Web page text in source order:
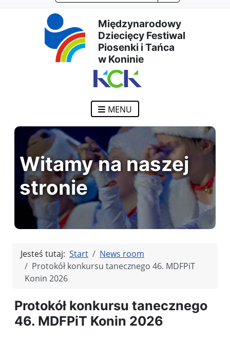
treści
głównej
menu
nawigacyjnego
wyszukiwarki
mapy
strony
Międzynarodowy
Dziecięcy Festiwal
Piosenki i Tańca
w Koninie
MENU
Witamy na naszej
stronie
Jesteś tutaj: Start
News room
Protokół konkursu tanecznego 46. MDFPiT
Konin 2026
Protokół konkursu tanecznego
46. MDFPiT Konin 2026